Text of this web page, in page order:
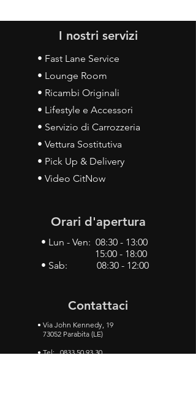
I nostri servizi
• Fast Lane Service
• Lounge Room
• Ricambi Originali
• Lifestyle e Accessori
• Servizio di Carrozzeria
• Vettura Sostitutiva
• Pick Up & Delivery
• Video CitNow
Orari d'apertura
• Lun - Ven: 08:30 - 13:00
15:00 - 18:00
• Sab: 08:30 - 12:00
Contattaci
• Via John Kennedy, 19
73052 Parabita (LE)
• Tel:0833 50 93 30